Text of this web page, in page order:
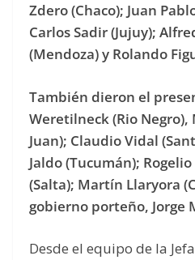
Zdero (Chaco); Juan
Carlos Sadir (Jujuy);
(Mendoza) y Rolando
También dieron el
Weretilneck (Rio Negro),
Juan); Claudio Vidal
Jaldo (Tucumán);
(Salta); Martín Llaryora
gobierno porteño, Jorge
Desde el equipo de la